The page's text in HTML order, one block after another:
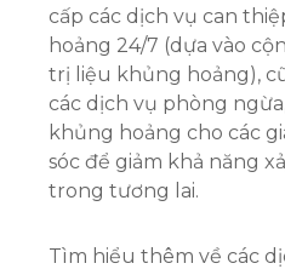
cấp các dịch vụ can
hoảng 24/7 (dựa vào
trị liệu khủng hoảng),
các dịch vụ phòng
khủng hoảng cho các
sóc để giảm khả năng
trong tương lai.
Tìm hiểu thêm về các